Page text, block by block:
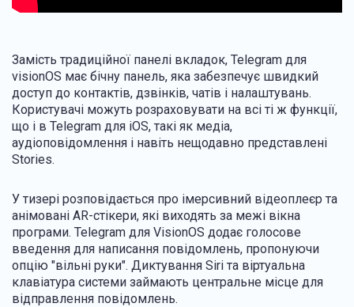
Замість традиційної панелі вкладок, Telegram для
visionOS має бічну панель, яка забезпечує швидкий
доступ до контактів, дзвінків, чатів і налаштувань.
Користувачі можуть розраховувати на всі ті ж функції,
що і в Telegram для iOS, такі як медіа,
аудіоповідомлення і навіть нещодавно представлені
Stories.
У тизері розповідається про імерсивний відеоплеєр та
анімовані AR-стікери, які виходять за межі вікна
програми. Telegram для VisionOS додає голосове
введення для написання повідомлень, пропонуючи
опцію "вільні руки". Диктування Siri та віртуальна
клавіатура системи займають центральне місце для
відправлення повідомлень.